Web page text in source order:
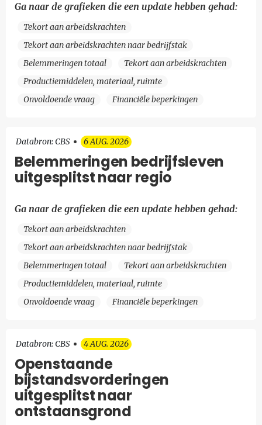
Ga naar de grafieken die een update hebben gehad:
Tekort aan arbeidskrachten
Tekort aan arbeidskrachten naar bedrijfstak
Belemmeringen totaal
Tekort aan arbeidskrachten
Productiemiddelen, materiaal, ruimte
Onvoldoende vraag
Financiële beperkingen
Databron: CBS 6 AUG. 2026
Belemmeringen bedrijfsleven
uitgesplitst naar regio
Ga naar de grafieken die een update hebben gehad:
Tekort aan arbeidskrachten
Tekort aan arbeidskrachten naar bedrijfstak
Belemmeringen totaal
Tekort aan arbeidskrachten
Productiemiddelen, materiaal, ruimte
Onvoldoende vraag
Financiële beperkingen
Databron: CBS 4 AUG. 2026
Openstaande
bijstandsvorderingen
uitgesplitst naar
ontstaansgrond